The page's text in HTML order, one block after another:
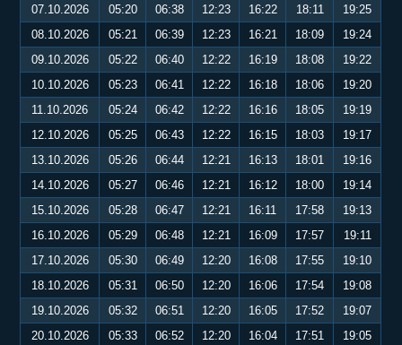
07.10.2026
05:20 06:38 12:23 16:22 18:11
19:25
08.10.2026
05:21 06:39 12:23 16:21 18:09
19:24
09.10.2026
05:22 06:40 12:22 16:19 18:08
19:22
10.10.2026
05:23 06:41 12:22 16:18 18:06
19:20
11.10.2026
05:24 06:42 12:22 16:16 18:05
19:19
12.10.2026
05:25 06:43 12:22 16:15 18:03
19:17
13.10.2026
05:26 06:44 12:21 16:13 18:01
19:16
14.10.2026
05:27 06:46 12:21 16:12 18:00
19:14
15.10.2026
05:28 06:47 12:21 16:11 17:58
19:13
16.10.2026
05:29 06:48 12:21 16:09 17:57
19:11
17.10.2026
05:30 06:49 12:20 16:08 17:55
19:10
18.10.2026
05:31 06:50 12:20 16:06 17:54
19:08
19.10.2026
05:32 06:51 12:20 16:05 17:52
19:07
20.10.2026
05:33 06:52 12:20 16:04 17:51
19:05